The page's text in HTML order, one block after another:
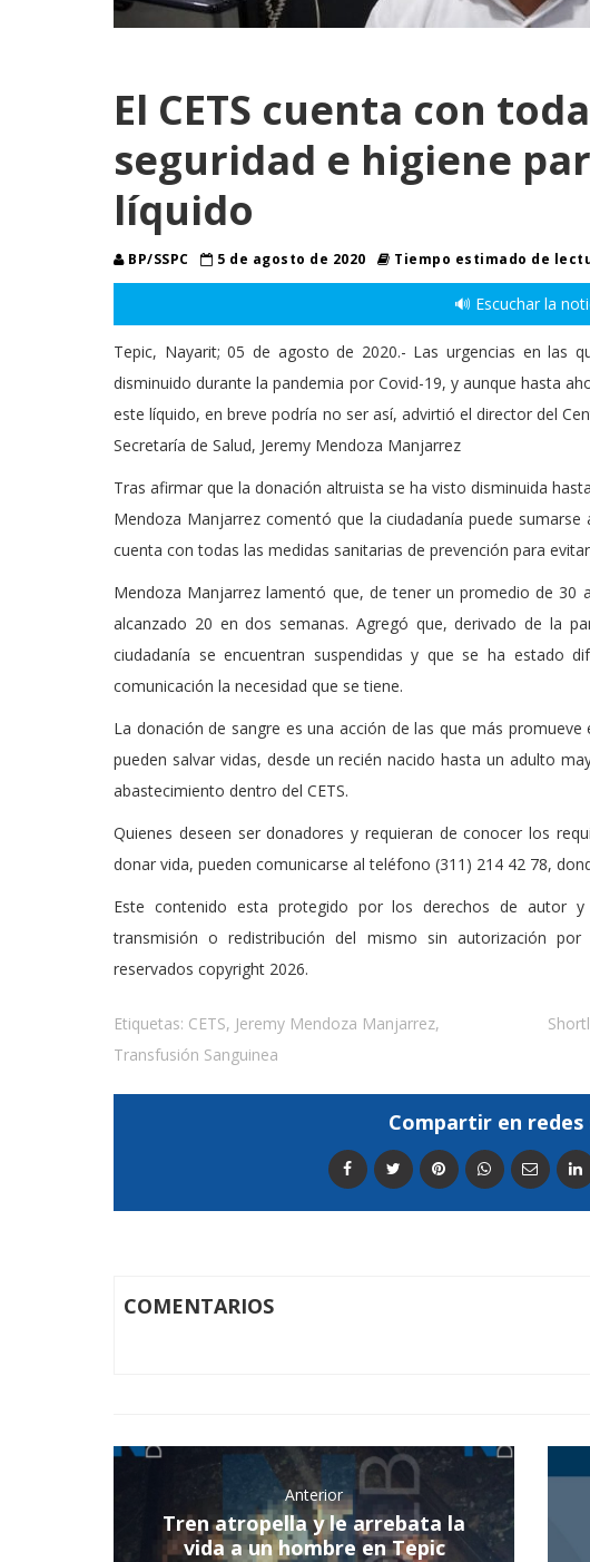
El CETS cuenta con
seguridad e higiene
líquido
BP/SSPC 5 de agosto de 2020 Tiempo estimado de
🔊 Escuchar la
Tepic, Nayarit; 05 de agosto de 2020.- Las urgencias en las
disminuido durante la pandemia por Covid-19, y aunque hasta
este líquido, en breve podría no ser así, advirtió el director del
Secretaría de Salud, Jeremy Mendoza Manjarrez
Tras afirmar que la donación altruista se ha visto disminuida
Mendoza Manjarrez comentó que la ciudadanía puede sumarse
cuenta con todas las medidas sanitarias de prevención para
Mendoza Manjarrez lamentó que, de tener un promedio de 30
alcanzado 20 en dos semanas. Agregó que, derivado de la
ciudadanía se encuentran suspendidas y que se ha estado
comunicación la necesidad que se tiene.
La donación de sangre es una acción de las que más
pueden salvar vidas, desde un recién nacido hasta un adulto
abastecimiento dentro del CETS.
Quienes deseen ser donadores y requieran de conocer los
donar vida, pueden comunicarse al teléfono (311) 214 42 78,
Este contenido esta protegido por los derechos de autor
transmisión o redistribución del mismo sin autorización
reservados copyright 2026.
Etiquetas: CETS, Jeremy Mendoza Manjarrez,
Transfusión Sanguinea
Compartir en redes
COMENTARIOS
Anterior
Tren atropella y le arrebata la
vida a un hombre en Tepic